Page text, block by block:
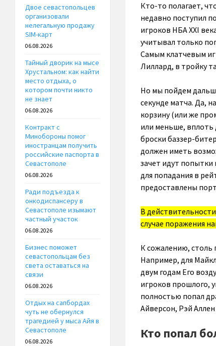
Кто-то полагает,
недавно поступил
игроков НБА XXI
учитывал только
Самым клатчевым
Лиллард, в тройку
Но мы пойдем
секунде матча. Да,
корзину (или же
или меньше, вплоть
броски баззер-
должен иметь
зачет идут попытки
для попадания в
предоставлены
В
случае поражения
К сожалению, столь
Например, для
двум годам Его
игроков прошлого,
полностью попал
Айверсон, Рэй
Кто попал
Двое севастопольцев
организовали
нелегальную продажу
SIM-карт
06.08.2026
Тайный дворик на мысе
Хрустальном: как найти
место отдыха, о
котором почти никто
не знает
06.08.2026
Контракт с
Минобороны помог
иностранцам получить
российские паспорта в
Севастополе
06.08.2026
Ради подъезда к
онкодиспансеру в
Севастополе изымают
частный участок
06.08.2026
Бизнес поможет
севастопольцам без
света оставаться на
связи
06.08.2026
Отдых на сапбордах
чуть не обернулся
трагедией у мыса Айя в
Севастополе
06.08.2026